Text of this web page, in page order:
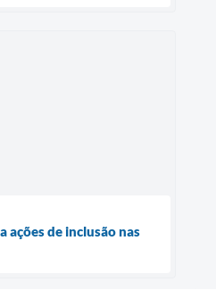
ações de inclusão nas